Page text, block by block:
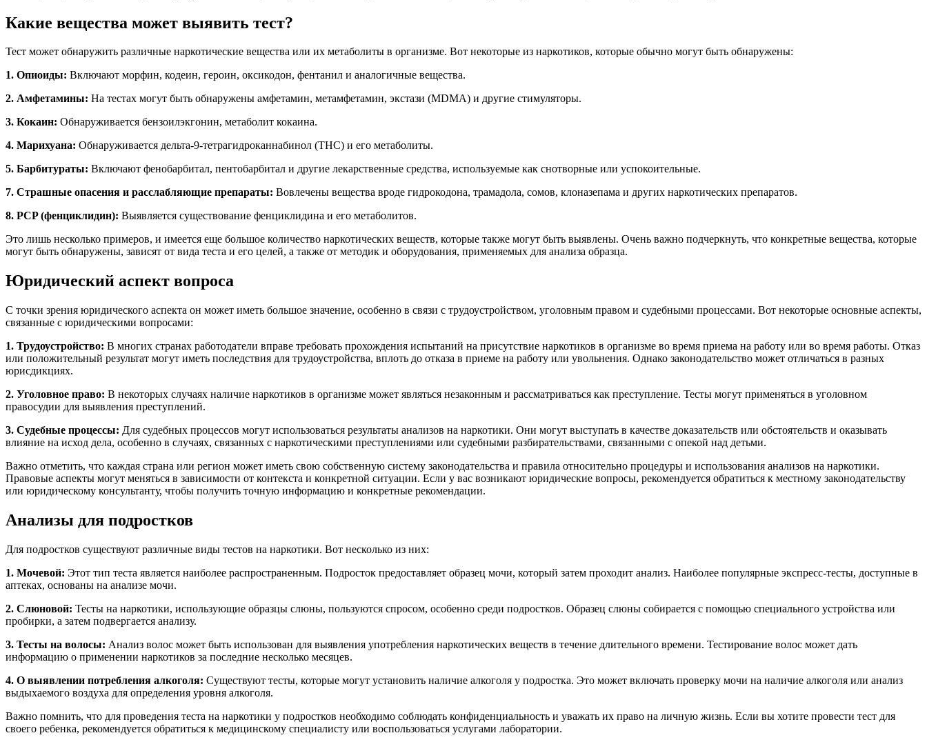
Какие вещества может выявить тест?
Тест может обнаружить различные наркотические вещества или их метаболиты в организме. Вот некоторые из наркотиков, которые обычно могут быть обнаружены:
1. Опиоиды: Включают морфин, кодеин, героин, оксикодон, фентанил и аналогичные вещества.
2. Амфетамины: На тестах могут быть обнаружены амфетамин, метамфетамин, экстази (MDMA) и другие стимуляторы.
3. Кокаин: Обнаруживается бензоилэкгонин, метаболит кокаина.
4. Марихуана: Обнаруживается дельта-9-тетрагидроканнабинол (THC) и его метаболиты.
5. Барбитураты: Включают фенобарбитал, пентобарбитал и другие лекарственные средства, используемые как снотворные или успокоительные.
7. Страшные опасения и расслабляющие препараты: Вовлечены вещества вроде гидрокодона, трамадола, сомов, клоназепама и других наркотических препаратов.
8. PCP (фенциклидин): Выявляется существование фенциклидина и его метаболитов.
Это лишь несколько примеров, и имеется еще большое количество наркотических веществ, которые также могут быть выявлены. Очень важно подчеркнуть, что конкретные вещества, которые
могут быть обнаружены, зависят от вида теста и его целей, а также от методик и оборудования, применяемых для анализа образца.
Юридический аспект вопроса
С точки зрения юридического аспекта он может иметь большое значение, особенно в связи с трудоустройством, уголовным правом и судебными процессами. Вот некоторые основные аспекты,
связанные с юридическими вопросами:
1. Трудоустройство: В многих странах работодатели вправе требовать прохождения испытаний на присутствие наркотиков в организме во время приема на работу или во время работы. Отказ
или положительный результат могут иметь последствия для трудоустройства, вплоть до отказа в приеме на работу или увольнения. Однако законодательство может отличаться в разных
юрисдикциях.
2. Уголовное право: В некоторых случаях наличие наркотиков в организме может являться незаконным и рассматриваться как преступление. Тесты могут применяться в уголовном
правосудии для выявления преступлений.
3. Судебные процессы: Для судебных процессов могут использоваться результаты анализов на наркотики. Они могут выступать в качестве доказательств или обстоятельств и оказывать
влияние на исход дела, особенно в случаях, связанных с наркотическими преступлениями или судебными разбирательствами, связанными с опекой над детьми.
Важно отметить, что каждая страна или регион может иметь свою собственную систему законодательства и правила относительно процедуры и использования анализов на наркотики.
Правовые аспекты могут меняться в зависимости от контекста и конкретной ситуации. Если у вас возникают юридические вопросы, рекомендуется обратиться к местному законодательству
или юридическому консультанту, чтобы получить точную информацию и конкретные рекомендации.
Анализы для подростков
Для подростков существуют различные виды тестов на наркотики. Вот несколько из них:
1. Мочевой: Этот тип теста является наиболее распространенным. Подросток предоставляет образец мочи, который затем проходит анализ. Наиболее популярные экспресс-тесты, доступные в
аптеках, основаны на анализе мочи.
2. Слюновой: Тесты на наркотики, использующие образцы слюны, пользуются спросом, особенно среди подростков. Образец слюны собирается с помощью специального устройства или
пробирки, а затем подвергается анализу.
3. Тесты на волосы: Анализ волос может быть использован для выявления употребления наркотических веществ в течение длительного времени. Тестирование волос может дать
информацию о применении наркотиков за последние несколько месяцев.
4. О выявлении потребления алкоголя: Существуют тесты, которые могут установить наличие алкоголя у подростка. Это может включать проверку мочи на наличие алкоголя или анализ
выдыхаемого воздуха для определения уровня алкоголя.
Важно помнить, что для проведения теста на наркотики у подростков необходимо соблюдать конфиденциальность и уважать их право на личную жизнь. Если вы хотите провести тест для
своего ребенка, рекомендуется обратиться к медицинскому специалисту или воспользоваться услугами лаборатории.